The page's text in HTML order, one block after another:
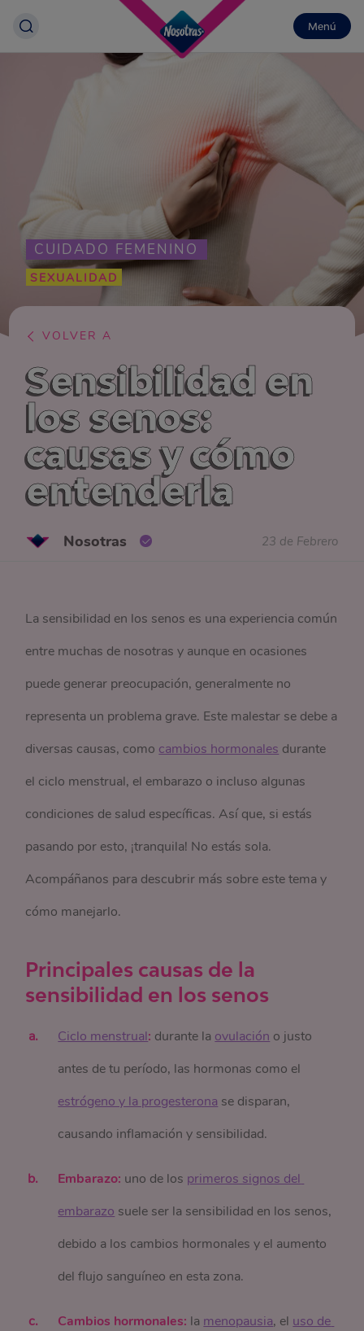
Menú
CUIDADO FEMENINO
SEXUALIDAD
VOLVER A
Sensibilidad en
los senos:
causas y cómo
entenderla
Nosotras 23 de Febrero
La sensibilidad en los senos es una experiencia común
entre muchas de nosotras y aunque en ocasiones
puede generar preocupación, generalmente no
representa un problema grave. Este malestar se debe a
diversas causas, como cambios hormonales durante
el ciclo menstrual, el embarazo o incluso algunas
condiciones de salud específicas. Así que, si estás
pasando por esto, ¡tranquila! No estás sola.
Acompáñanos para descubrir más sobre este tema y
cómo manejarlo.
Principales causas de la
sensibilidad en los senos
Ciclo menstrual: durante la ovulación o justo
antes de tu período, las hormonas como el
estrógeno y la progesterona se disparan,
causando inflamación y sensibilidad.
Embarazo: uno de los primeros signos del
embarazo suele ser la sensibilidad en los senos,
debido a los cambios hormonales y el aumento
del flujo sanguíneo en esta zona.
Cambios hormonales: la menopausia, el uso de